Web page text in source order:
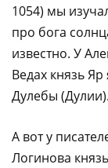
1054) мы
про бога
известно. У
Ведах князь
Дулебы (Дулии).
А вот у
Логинова